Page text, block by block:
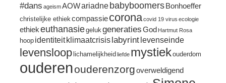
#dans ageismAOWariadne babyboomers Bonhoeffer
christelijke ethiekcompassiecoronacovid 19 virus ecologie
ethiekeuthanasiegelukgeneratiesGod Hartmut Rosa
hoop identiteit klimaatcrisislabyrint levenseinde
levensloop lichamelijkheid liefde mystiekouderdom
ouderenouderenzorgoverweldigend